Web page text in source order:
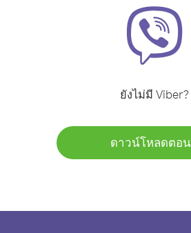
ยังไม่มี Viber?
ดาวน์โหลดตอ